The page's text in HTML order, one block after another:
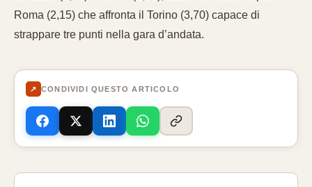
Roma (2,15) che affronta il Torino (3,70) capace di
strappare tre punti nella gara d’andata.
↗ CONDIVIDI QUESTO ARTICOLO